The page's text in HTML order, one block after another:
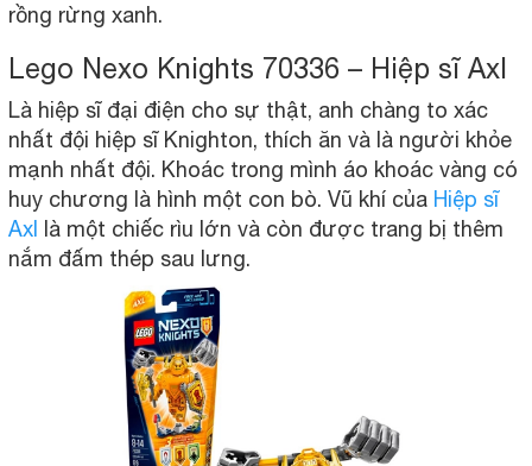
rồng rừng xanh.
Lego Nexo Knights 70336 – Hiệp sĩ Axl
Là hiệp sĩ đại điện cho sự thật, anh chàng to xác
nhất đội hiệp sĩ Knighton, thích ăn và là người khỏe
mạnh nhất đội. Khoác trong mình áo khoác vàng có
huy chương là hình một con bò. Vũ khí của Hiệp sĩ
Axl là một chiếc rìu lớn và còn được trang bị thêm
nắm đấm thép sau lưng.